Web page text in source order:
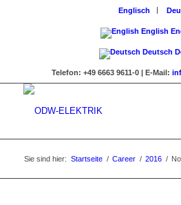
Englisch
English
Deutsch
Telefon: +49 6663 9611-0 | E-Mail:
Sie sind hier: Startseite / Career / 2016 /